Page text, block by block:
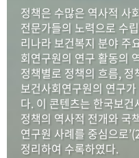
정책과 연구 키워드로 보
간행물 변천사
기록물 아카이브
사진 아카이브 문서 기록물
50+1주년 기념
정책은 수많은 역사적 사
전문가들의 노력으로 수
리나라 보건복지 분야 주
회연구원의 연구 활동의
정책별로 정책의 흐름,
보건사회연구원의 연구
다. 이 콘텐츠는 한국보건
정책의 역사적 전개와 국
연구원 사례를 중심으로
정리하여 수록하였다.